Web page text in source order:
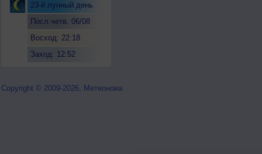
23-й лунный день
Посл.четв. 06/08
Восход: 22:18
Заход: 12:52
Copyright © 2009-2026, Метеонова